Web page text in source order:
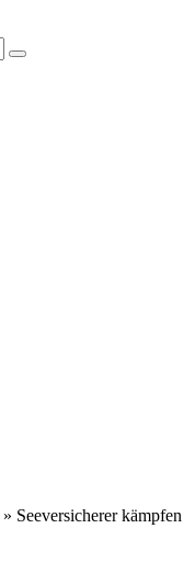
» Seeversicherer kämpfen